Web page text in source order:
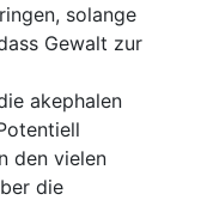
solange
Gewalt zur
akephalen
den vielen
die